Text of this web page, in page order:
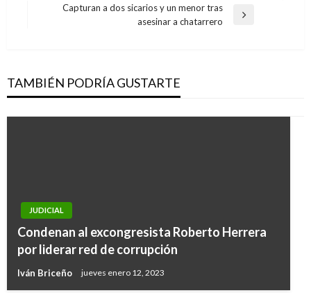
Capturan a dos sicarios y un menor tras
asesinar a chatarrero
TAMBIÉN PODRÍA GUSTARTE
JUDICIAL
Condenan al excongresista Roberto Herrera
por liderar red de corrupción
Iván Briceño jueves enero 12, 2023